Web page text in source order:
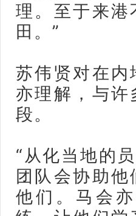
理。至于来
田。”
苏伟贤对在
亦理解，与
段。
“从化当地的
团队会协助
他们。马会